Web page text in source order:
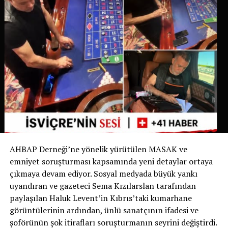
belirgin hale gelmesi üzerine belediye bu uygulamayı
yürürlüğe koyma kararı aldı.
İsviçre’de Bir İlk
İsviçre devlet televizyonu RSI‘nin haberine göre bu
uygulama yalnızca Ticino’da değil, İsviçre genelinde de
bir ilk olma özelliği taşıyor. Bugüne kadar köpek sahipleri
yalnızca dışkıyı temizlemekle yükümlüyken, Chiasso
Belediyesi bu zorunluluğu idrarı da kapsayacak şekilde
genişleten ilk belediye oldu.
Yetkililer, uygulamanın başarılı olması halinde benzer
düzenlemelerin diğer İsviçre belediyelerinde de
gündeme gelebileceğini belirtiyor.
Sizce bu uygulama tüm İsviçre’de uygulanmalı mı?
Görüşlerinizi yorumlarda paylaşabilirsiniz.
AHBAP Derneği’ne yönelik yürütülen MASAK ve
emniyet soruşturması kapsamında yeni detaylar ortaya
çıkmaya devam ediyor. Sosyal medyada büyük yankı
uyandıran ve gazeteci Sema Kızılarslan tarafından
paylaşılan Haluk Levent’in Kıbrıs’taki kumarhane
görüntülerinin ardından, ünlü sanatçının ifadesi ve
şoförünün şok itirafları soruşturmanın seyrini değiştirdi.